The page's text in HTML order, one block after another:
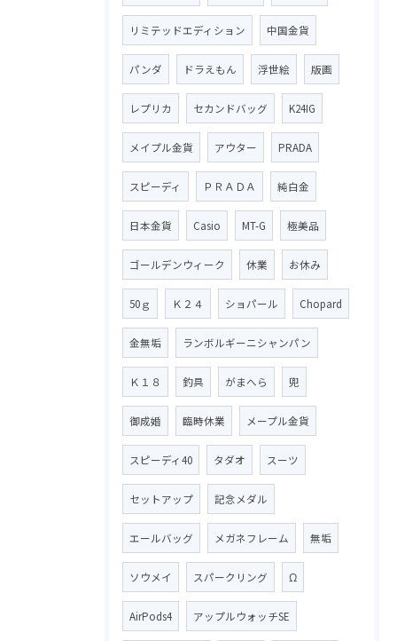
リミテッドエディション 中国金貨
パンダ ドラえもん 浮世絵 版画
レプリカ セカンドバッグ K24IG
メイプル金貨 アウター PRADA
スピーディ ＰＲＡＤＡ 純白金
日本金貨 Casio MT-G 極美品
ゴールデンウィーク 休業 お休み
50ｇ Ｋ２４ ショパール Chopard
金無垢 ランボルギーニシャンパン
Ｋ１８ 釣具 がまへら 兜
御成婚 臨時休業 メープル金貨
スピーディ40 タダオ スーツ
セットアップ 記念メダル
エールバッグ メガネフレーム 無垢
ソウメイ スパークリング Ω
AirPods4 アップルウォッチSE